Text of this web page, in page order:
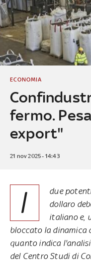
fermo.
export"
ECONOMIA
21 nov 2025 - 14:43
I
due
dollaro
italiano e,
bloccato la dinamica
quanto indica
del Centro Studi di